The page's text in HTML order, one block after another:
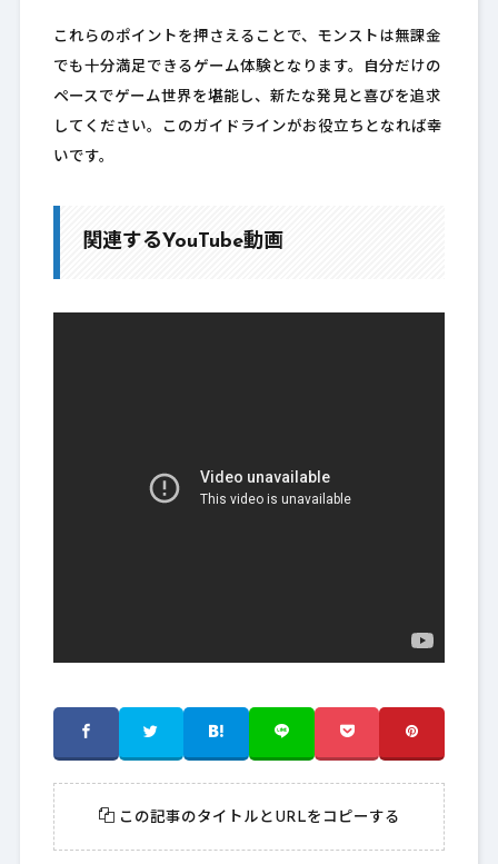
これらのポイントを押さえることで、モンストは無課金
でも十分満足できるゲーム体験となります。自分だけの
ペースでゲーム世界を堪能し、新たな発見と喜びを追求
してください。このガイドラインがお役立ちとなれば幸
いです。
関連するYouTube動画
この記事のタイトルとURLをコピーする